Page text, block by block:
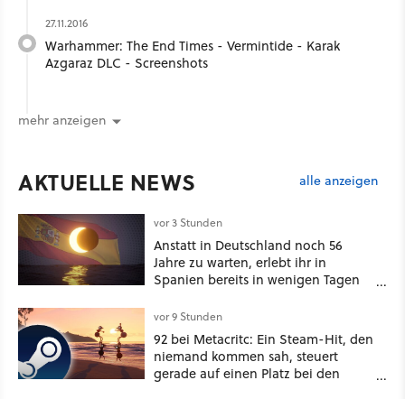
27.11.2016
Warhammer: The End Times - Vermintide - Karak
Azgaraz DLC - Screenshots
mehr anzeigen
AKTUELLE NEWS alle anzeigen
vor 3 Stunden
Anstatt in Deutschland noch 56
Jahre zu warten, erlebt ihr in
Spanien bereits in wenigen Tagen
vor 9 Stunden
92 bei Metacritc: Ein Steam-Hit, den
niemand kommen sah, steuert
gerade auf einen Platz bei den